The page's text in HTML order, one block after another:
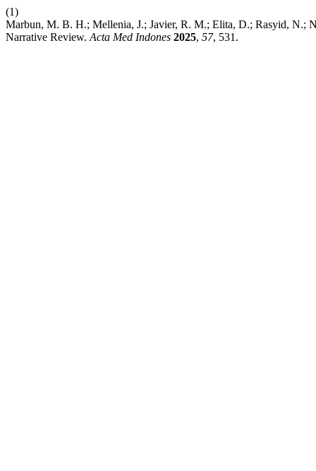
(1)
Marbun, M. B. H.; Mellenia, J.; Javier, R. M.; Elita, D.; Rasyid, N.;
Narrative Review. Acta Med Indones 2025, 57, 531.